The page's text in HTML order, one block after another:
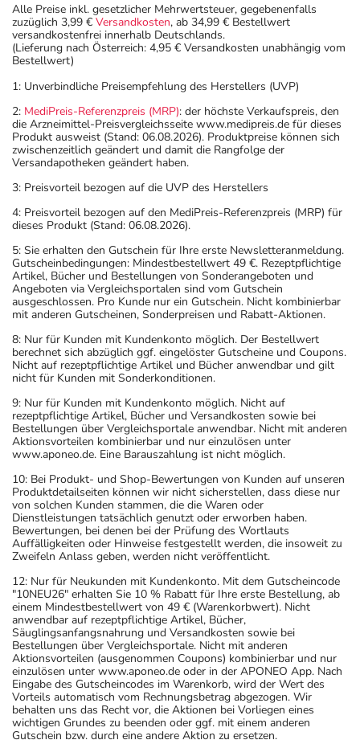
Alle Preise inkl. gesetzlicher Mehrwertsteuer, gegebenenfalls
zuzüglich 3,99 € Versandkosten, ab 34,99 € Bestellwert
versandkostenfrei innerhalb Deutschlands.
(Lieferung nach Österreich: 4,95 € Versandkosten unabhängig vom
Bestellwert)
1: Unverbindliche Preisempfehlung des Herstellers (UVP)
2: MediPreis-Referenzpreis (MRP): der höchste Verkaufspreis, den
die Arzneimittel-Preisvergleichsseite www.medipreis.de für dieses
Produkt ausweist (Stand: 06.08.2026). Produktpreise können sich
zwischenzeitlich geändert und damit die Rangfolge der
Versandapotheken geändert haben.
3: Preisvorteil bezogen auf die UVP des Herstellers
4: Preisvorteil bezogen auf den MediPreis-Referenzpreis (MRP) für
dieses Produkt (Stand: 06.08.2026).
5: Sie erhalten den Gutschein für Ihre erste Newsletteranmeldung.
Gutscheinbedingungen: Mindestbestellwert 49 €. Rezeptpflichtige
Artikel, Bücher und Bestellungen von Sonderangeboten und
Angeboten via Vergleichsportalen sind vom Gutschein
ausgeschlossen. Pro Kunde nur ein Gutschein. Nicht kombinierbar
mit anderen Gutscheinen, Sonderpreisen und Rabatt-Aktionen.
8: Nur für Kunden mit Kundenkonto möglich. Der Bestellwert
berechnet sich abzüglich ggf. eingelöster Gutscheine und Coupons.
Nicht auf rezeptpflichtige Artikel und Bücher anwendbar und gilt
nicht für Kunden mit Sonderkonditionen.
9: Nur für Kunden mit Kundenkonto möglich. Nicht auf
rezeptpflichtige Artikel, Bücher und Versandkosten sowie bei
Bestellungen über Vergleichsportale anwendbar. Nicht mit anderen
Aktionsvorteilen kombinierbar und nur einzulösen unter
www.aponeo.de. Eine Barauszahlung ist nicht möglich.
10: Bei Produkt- und Shop-Bewertungen von Kunden auf unseren
Produktdetailseiten können wir nicht sicherstellen, dass diese nur
von solchen Kunden stammen, die die Waren oder
Dienstleistungen tatsächlich genutzt oder erworben haben.
Bewertungen, bei denen bei der Prüfung des Wortlauts
Auffälligkeiten oder Hinweise festgestellt werden, die insoweit zu
Zweifeln Anlass geben, werden nicht veröffentlicht.
12: Nur für Neukunden mit Kundenkonto. Mit dem Gutscheincode
"10NEU26" erhalten Sie 10 % Rabatt für Ihre erste Bestellung, ab
einem Mindestbestellwert von 49 € (Warenkorbwert). Nicht
anwendbar auf rezeptpflichtige Artikel, Bücher,
Säuglingsanfangsnahrung und Versandkosten sowie bei
Bestellungen über Vergleichsportale. Nicht mit anderen
Aktionsvorteilen (ausgenommen Coupons) kombinierbar und nur
einzulösen unter www.aponeo.de oder in der APONEO App. Nach
Eingabe des Gutscheincodes im Warenkorb, wird der Wert des
Vorteils automatisch vom Rechnungsbetrag abgezogen. Wir
behalten uns das Recht vor, die Aktionen bei Vorliegen eines
wichtigen Grundes zu beenden oder ggf. mit einem anderen
Gutschein bzw. durch eine andere Aktion zu ersetzen.